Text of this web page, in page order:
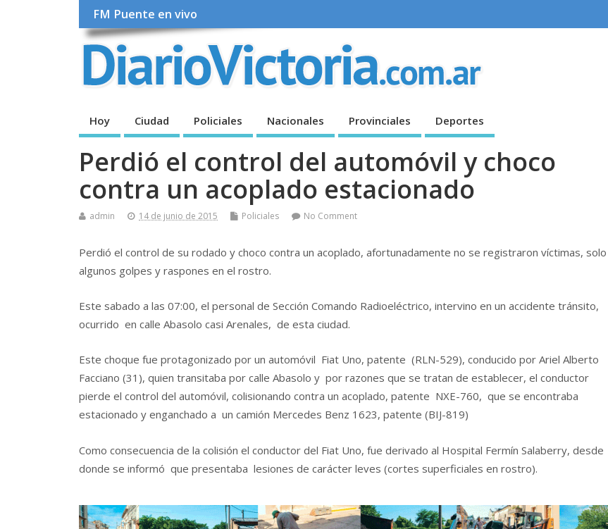
FM Puente en vivo
Hoy Ciudad Policiales Nacionales Provinciales Deportes
Perdió el control del automóvil y choco
contra un acoplado estacionado
admin 14 de junio de 2015 Policiales No Comment
Perdió el control de su rodado y choco contra un acoplado, afortunadamente no se registraron víctimas, solo
algunos golpes y raspones en el rostro.
Este sabado a las 07:00, el personal de Sección Comando Radioeléctrico, intervino en un accidente tránsito,
ocurrido en calle Abasolo casi Arenales, de esta ciudad.
Este choque fue protagonizado por un automóvil Fiat Uno, patente (RLN-529), conducido por Ariel Alberto
Facciano (31), quien transitaba por calle Abasolo y por razones que se tratan de establecer, el conductor
pierde el control del automóvil, colisionando contra un acoplado, patente NXE-760, que se encontraba
estacionado y enganchado a un camión Mercedes Benz 1623, patente (BIJ-819)
Como consecuencia de la colisión el conductor del Fiat Uno, fue derivado al Hospital Fermín Salaberry, desde
donde se informó que presentaba lesiones de carácter leves (cortes superficiales en rostro).